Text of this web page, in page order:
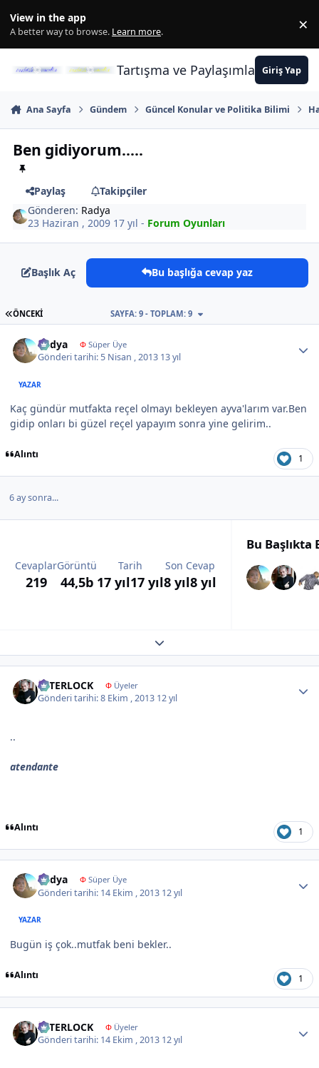
View in the app
A better way to browse. Learn more. ×
Tartışma ve PaylaşımlarınGiriş Yap
Ana Sayfa Gündem Güncel Konular ve Politika Bilimi
Ben gidiyorum.....
Paylaş
Takipçiler
Gönderen: Radya
23 Haziran , 2009 17 yıl - Forum Oyunları
Başlık Aç Bu başlığa cevap yaz
İLK SAYFA
ÖNCEKI SAYFA: 9 - TOPLAM: 9
Radya ΦSüper Üye
Gönderi tarihi: 5 Nisan , 2013 13 yıl
YAZAR
Kaç gündür mutfakta reçel olmayı bekleyen ayva'larım var.Ben
gidip onları bi güzel reçel yapayım sonra yine gelirim..
Alıntı 1
6 ay sonra...
Cevaplar
219
Görüntü
44,5b
Tarih
17 yıl17 yıl
Son Cevap
8 yıl8 yıl
Bu Başlıkta
Expand topic overview
İNTERLOCK ΦÜyeler
Gönderi tarihi:8 Ekim , 2013 12 yıl
..
atendante
Alıntı 1
Radya ΦSüper Üye
Gönderi tarihi: 14 Ekim , 2013 12 yıl
YAZAR
Bugün iş çok..mutfak beni bekler..
Alıntı 1
İNTERLOCK ΦÜyeler
Gönderi tarihi: 14 Ekim , 2013 12 yıl